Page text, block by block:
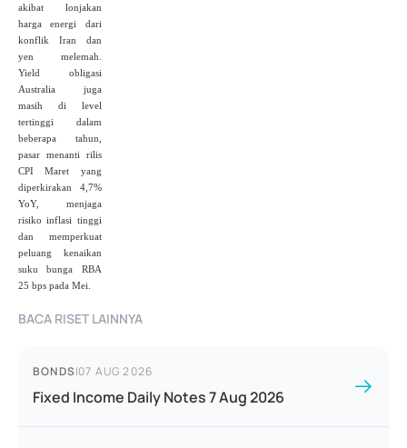
akibat lonjakan
harga energi dari
konflik Iran dan
yen melemah.
Yield obligasi
Australia juga
masih di level
tertinggi dalam
beberapa tahun,
pasar menanti rilis
CPI Maret yang
diperkirakan 4,7%
YoY, menjaga
risiko inflasi tinggi
dan memperkuat
peluang kenaikan
suku bunga RBA
25 bps pada Mei.
BACA RISET LAINNYA
BONDS|07 AUG 2026
Fixed Income Daily Notes 7 Aug 2026